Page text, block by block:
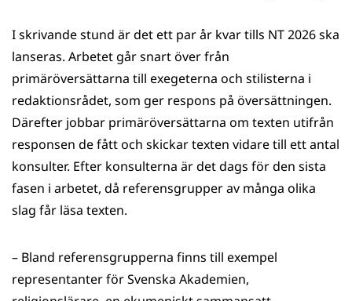
I skrivande stund är det ett par år kvar tills NT 2026 ska
lanseras. Arbetet går snart över från
primäröversättarna till exegeterna och stilisterna i
redaktionsrådet, som ger respons på översättningen.
Därefter jobbar primäröversättarna om texten utifrån
responsen de fått och skickar texten vidare till ett antal
konsulter. Efter konsulterna är det dags för den sista
fasen i arbetet, då referensgrupper av många olika
slag får läsa texten.
– Bland referensgrupperna finns till exempel
representanter för Svenska Akademien,